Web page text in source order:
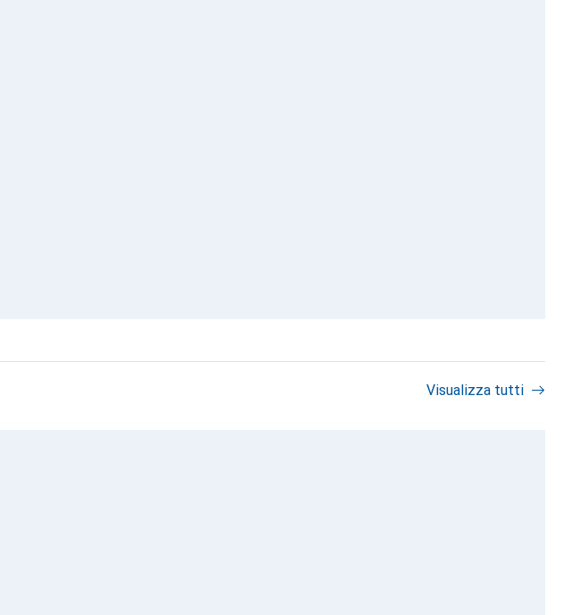
Visualizza tutti